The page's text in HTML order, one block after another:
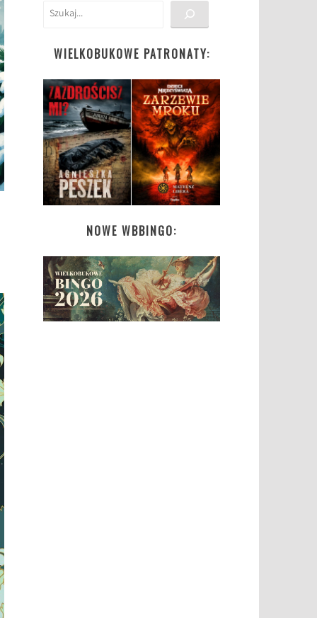
Szukaj
WIELKOBUKOWE PATRONATY:
NOWE WBBINGO: